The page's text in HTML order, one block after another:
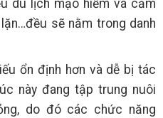
du lịch mạo hiểm và cảm
sẽ nằm trong danh
ổn định hơn và dễ bị tác
này đang tập trung nuôi
do đó các chức năng